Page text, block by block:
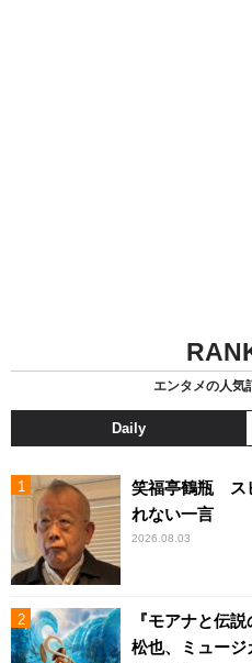
エンタメの人気
Daily
笑福亭鶴瓶 ス
れない一言
2026.08.03
『モアナと伝
松也、ミュー